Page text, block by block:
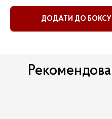
ДОДАТИ ДО БОКСУ